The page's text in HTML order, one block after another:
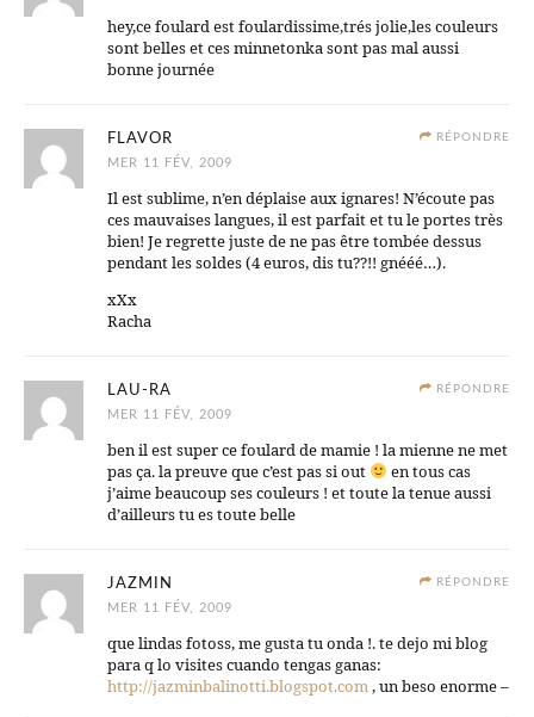
hey,ce foulard est foulardissime,trés jolie,les couleurs
sont belles et ces minnetonka sont pas mal aussi
bonne journée
RÉPONDRE
FLAVOR
MER 11 FÉV, 2009
Il est sublime, n’en déplaise aux ignares! N’écoute pas
ces mauvaises langues, il est parfait et tu le portes très
bien! Je regrette juste de ne pas être tombée dessus
pendant les soldes (4 euros, dis tu??!! gnééé…).
xXx
Racha
RÉPONDRE
LAU-RA
MER 11 FÉV, 2009
ben il est super ce foulard de mamie ! la mienne ne met
pas ça. la preuve que c’est pas si out
en tous cas
j’aime beaucoup ses couleurs ! et toute la tenue aussi
d’ailleurs tu es toute belle
RÉPONDRE
JAZMIN
MER 11 FÉV, 2009
que lindas fotoss, me gusta tu onda !. te dejo mi blog
para q lo visites cuando tengas ganas:
http://jazminbalinotti.blogspot.com, un beso enorme –